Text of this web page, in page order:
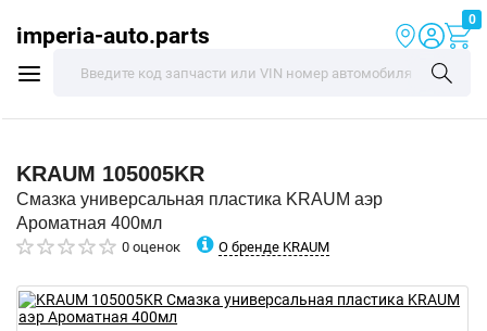
imperia-auto.parts
0
KRAUM 105005KR
Смазка универсальная пластика KRAUM аэр
Ароматная 400мл
0 оценок О бренде KRAUM